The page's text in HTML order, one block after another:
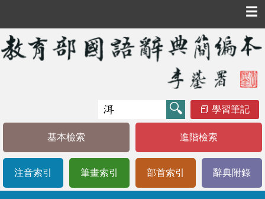
☰
學習筆記
基本檢索 進階檢索
注音索引 筆畫索引 部首索引 辭典附錄